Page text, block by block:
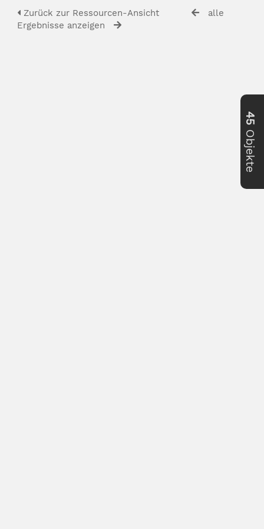
Zurück zur Ressourcen-Ansicht
alle
Ergebnisse anzeigen
45
Objekte